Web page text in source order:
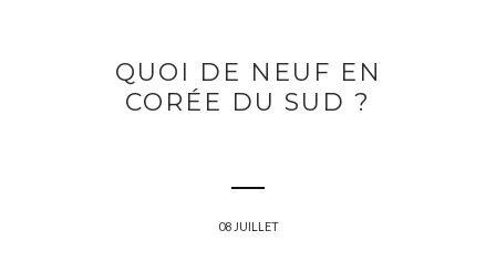
QUOI DE NEUF EN
CORÉE DU SUD ?
08 JUILLET